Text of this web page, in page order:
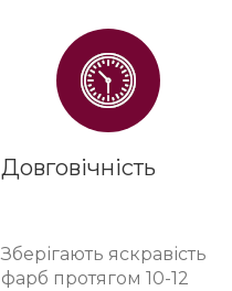
Довговічність
Зберігають яскравість
фарб протягом 10-12